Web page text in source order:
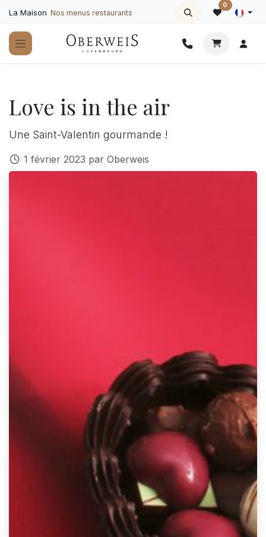
La Maison Nos menus restaurants
0
Love is in the air
Une Saint-Valentin gourmande !
1 février 2023 par Oberweis